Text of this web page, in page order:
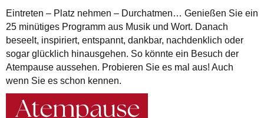
Eintreten – Platz nehmen – Durchatmen… Genießen Sie ein
25 minütiges Programm aus Musik und Wort. Danach
beseelt, inspiriert, entspannt, dankbar, nachdenklich oder
sogar glücklich hinausgehen. So könnte ein Besuch der
Atempause aussehen. Probieren Sie es mal aus! Auch
wenn Sie es schon kennen.